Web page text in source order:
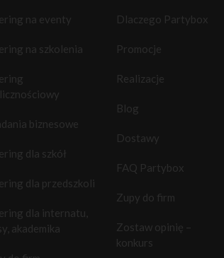
na eventy
na szkolenia
biznesowe
dla szkół
dla przedszkoli
dla internatu,
akademika
Dlaczego Partybox
Promocje
Realizacje
Blog
Dostawy
FAQ Partybox
Zupy do firm
Zostaw opinię –
konkurs